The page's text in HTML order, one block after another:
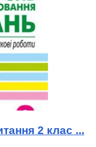
2 клас ...